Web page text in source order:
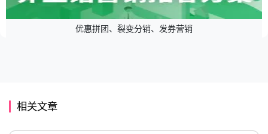
优惠拼团、裂变分销、发券营销
相关文章